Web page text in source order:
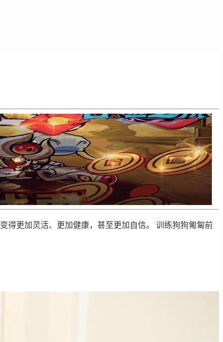
得更加灵活、更加健康，甚至更加自信。 训练狗狗匍匐前